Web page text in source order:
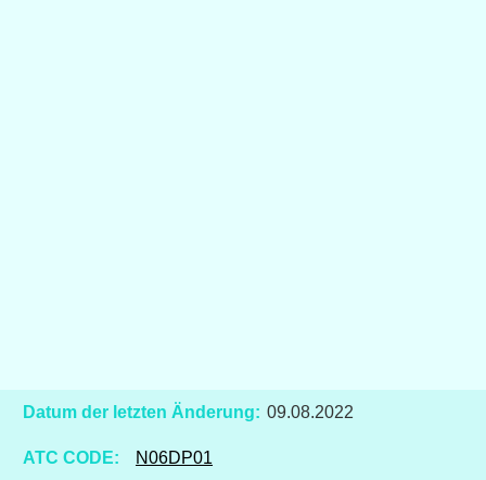
Datum der letzten Änderung: 09.08.2022
ATC CODE: N06DP01